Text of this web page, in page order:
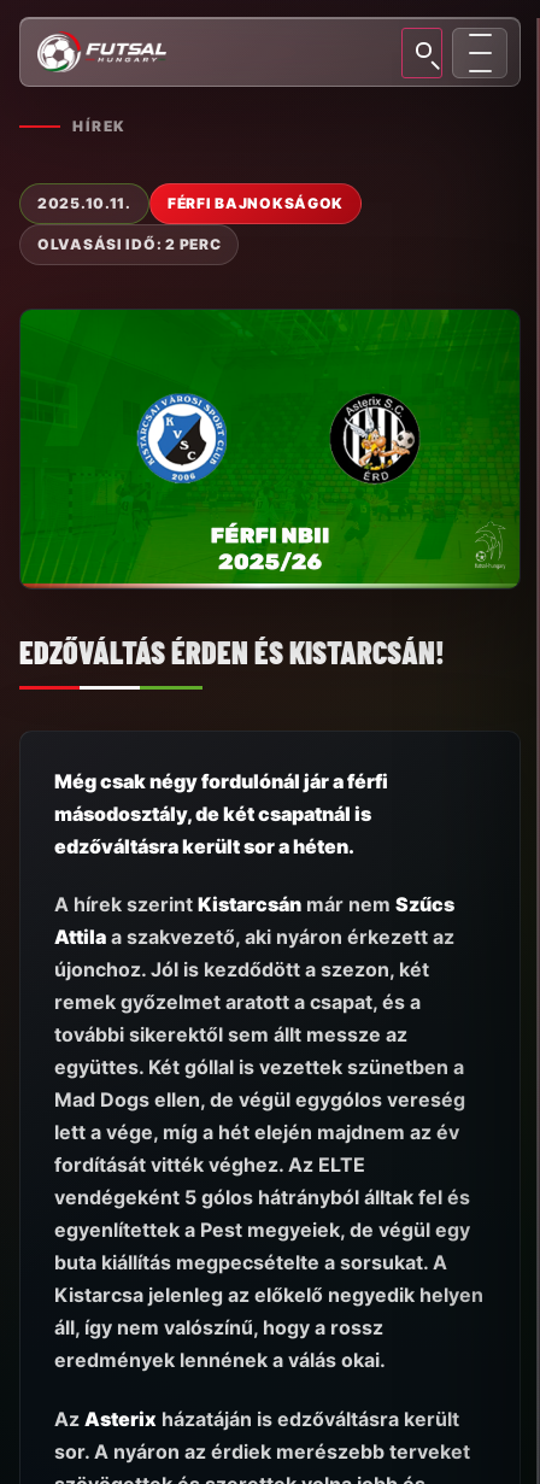
HÍREK
2025.10.11. FÉRFI BAJNOKSÁGOK
OLVASÁSI IDŐ: 2 PERC
EDZŐVÁLTÁS ÉRDEN ÉS KISTARCSÁN!
Még csak négy fordulónál jár a férfi
másodosztály, de két csapatnál is
edzőváltásra került sor a héten.
A hírek szerint Kistarcsán már nem Szűcs
Attila a szakvezető, aki nyáron érkezett az
újonchoz. Jól is kezdődött a szezon, két
remek győzelmet aratott a csapat, és a
további sikerektől sem állt messze az
együttes. Két góllal is vezettek szünetben a
Mad Dogs ellen, de végül egygólos vereség
lett a vége, míg a hét elején majdnem az év
fordítását vitték véghez. Az ELTE
vendégeként 5 gólos hátrányból álltak fel és
egyenlítettek a Pest megyeiek, de végül egy
buta kiállítás megpecsételte a sorsukat. A
Kistarcsa jelenleg az előkelő negyedik helyen
áll, így nem valószínű, hogy a rossz
eredmények lennének a válás okai.
Az Asterix házatáján is edzőváltásra került
sor. A nyáron az érdiek merészebb terveket